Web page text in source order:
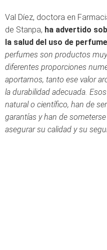
Val Díez, doctora en
de Stanpa, ha advertido
la salud del uso de
perfumes son productos
diferentes proporciones
aportarnos, tanto ese valor
la durabilidad adecuada.
natural o científico, han de
garantías y han de
asegurar su calidad y su